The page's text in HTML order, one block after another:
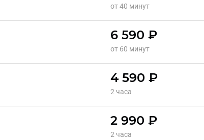
от 40 минут
6 590 ₽
от 60 минут
4 590 ₽
2 часа
2 990 ₽
2 часа